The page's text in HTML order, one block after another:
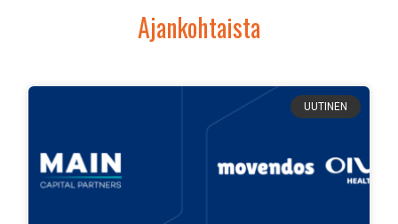
Ajankohtaista
UUTINEN